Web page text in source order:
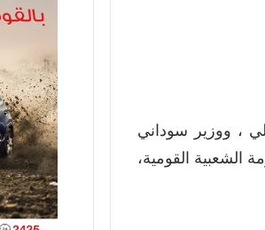
، ووزير سوداني
الشعبية القومية،